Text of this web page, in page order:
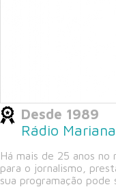
Desde 1989
Rádio
Há mais de 25 anos
para o jornalismo,
sua programação pode